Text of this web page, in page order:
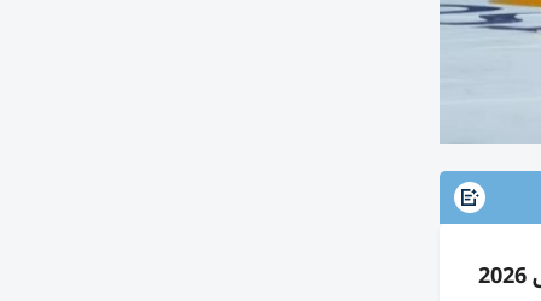
منتخب الإمارات للجوجيتسو يحرز 5 ميداليات (3 ذهبيات وفضيتين) في الرجال ويرفع الإجمالي إلى 62 بمونديال 2026